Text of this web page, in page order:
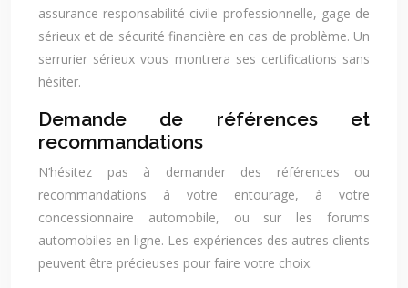
assurance responsabilité civile professionnelle, gage de
sérieux et de sécurité financière en cas de problème. Un
serrurier sérieux vous montrera ses certifications sans
hésiter.
Demande de références et
recommandations
N’hésitez pas à demander des références ou
recommandations à votre entourage, à votre
concessionnaire automobile, ou sur les forums
automobiles en ligne. Les expériences des autres clients
peuvent être précieuses pour faire votre choix.